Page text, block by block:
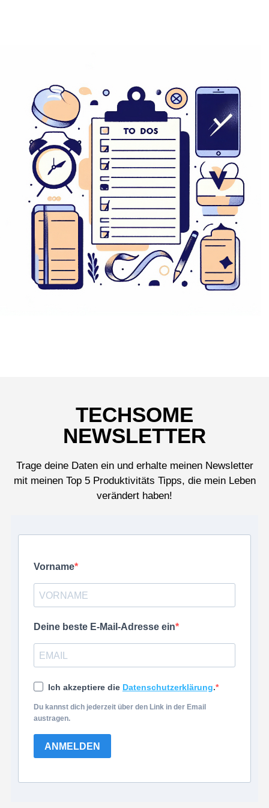
TECHSOME
NEWSLETTER
Trage deine Daten ein und erhalte meinen Newsletter
mit meinen Top 5 Produktivitäts Tipps, die mein Leben
verändert haben!
Vorname
Deine beste E-Mail-Adresse ein
Ich akzeptiere die Datenschutzerklärung.
Du kannst dich jederzeit über den Link in der Email
austragen.
ANMELDEN